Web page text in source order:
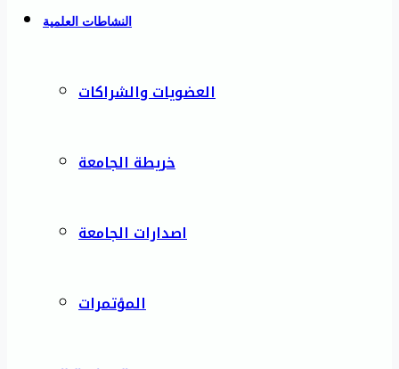
النشاطات العلمية
العضويات والشراكات
خريطة الجامعة
اصدارات الجامعة
المؤتمرات